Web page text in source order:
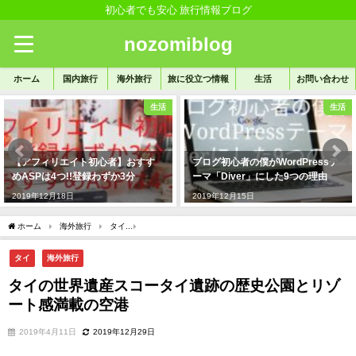
初心者でも安心 旅行情報ブログ
nozomiblog
ホーム 国内旅行 海外旅行 旅に役立つ情報 生活 お問い合わせ
生活
ブログ初心者の僕がWordPressテ
ーマ「Diver」にした9つの理由
2019年12月15日
旅に役立つ情報
カメラの湿気対策は防湿庫で保
管。カビや結露から守ろう!!
2019年12月2日
ホーム 海外旅行 タイ
タイ 海外旅行
タイの世界遺産スコータイ遺跡の歴史公園とリゾ
ート感満載の空港
2019年4月11日 2019年12月29日